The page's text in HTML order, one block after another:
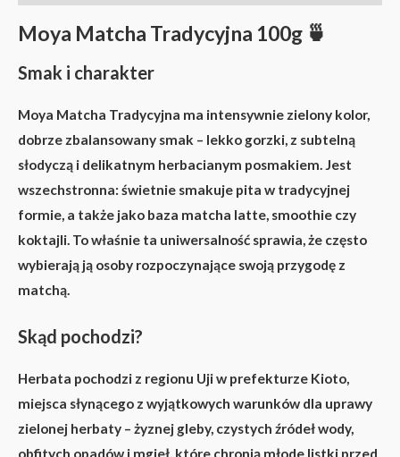
Moya Matcha Tradycyjna 100g 🍵
Smak i charakter
Moya Matcha Tradycyjna ma intensywnie zielony kolor,
dobrze zbalansowany smak – lekko gorzki, z subtelną
słodyczą i delikatnym herbacianym posmakiem. Jest
wszechstronna: świetnie smakuje pita w tradycyjnej
formie, a także jako baza matcha latte, smoothie czy
koktajli. To właśnie ta uniwersalność sprawia, że często
wybierają ją osoby rozpoczynające swoją przygodę z
matchą.
Skąd pochodzi?
Herbata pochodzi z regionu Uji w prefekturze Kioto
miejsca słynącego z wyjątkowych warunków dla uprawy
zielonej herbaty – żyznej gleby, czystych źródeł wody,
obfitych opadów i mgieł, które chronią młode listki przed